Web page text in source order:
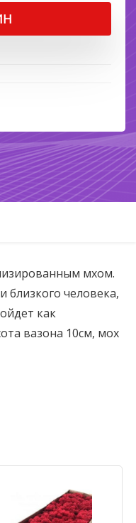
мхом.
близкого человека,
как
вазона 10см, мох